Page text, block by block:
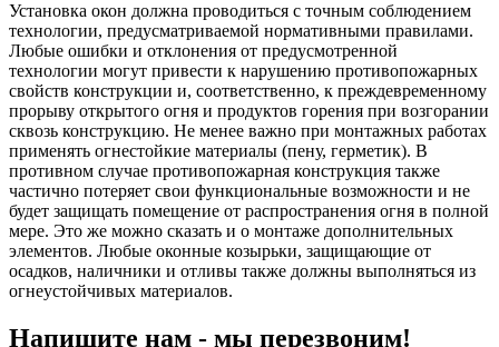
Установка окон должна проводиться с точным соблюдением
технологии, предусматриваемой нормативными правилами.
Любые ошибки и отклонения от предусмотренной
технологии могут привести к нарушению противопожарных
свойств конструкции и, соответственно, к преждевременному
прорыву открытого огня и продуктов горения при возгорании
сквозь конструкцию. Не менее важно при монтажных работах
применять огнестойкие материалы (пену, герметик). В
противном случае противопожарная конструкция также
частично потеряет свои функциональные возможности и не
будет защищать помещение от распространения огня в полной
мере. Это же можно сказать и о монтаже дополнительных
элементов. Любые оконные козырьки, защищающие от
осадков, наличники и отливы также должны выполняться из
огнеустойчивых материалов.
Напишите нам - мы перезвоним!